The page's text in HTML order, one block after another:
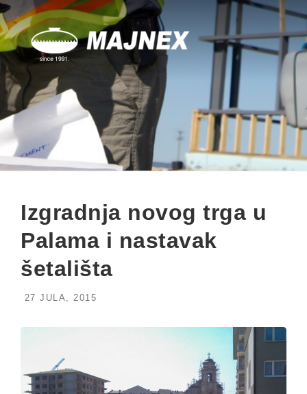
Skip
to
content
Izgradnja novog trga u
Palama i nastavak
šetališta
27 JULA, 2015